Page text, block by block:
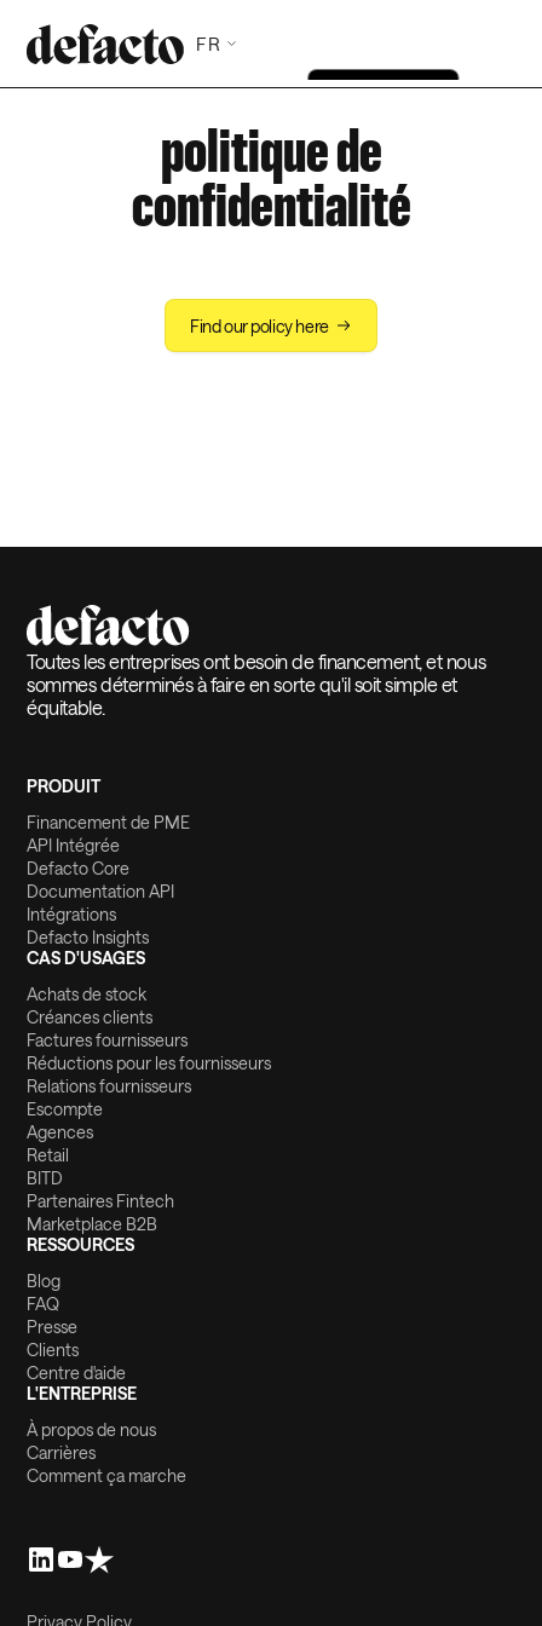
FR
politique de
confidentialité
Find our policy here
Toutes les entreprises ont besoin de financement, et nous
sommes déterminés à faire en sorte qu'il soit simple et
équitable.
PRODUIT
Financement de PME
API Intégrée
Defacto Core
Documentation API
Intégrations
Defacto Insights
CAS D'USAGES
Achats de stock
Créances clients
Factures fournisseurs
Réductions pour les fournisseurs
Relations fournisseurs
Escompte
Agences
Retail
BITD
Partenaires Fintech
Marketplace B2B
RESSOURCES
Blog
FAQ
Presse
Clients
Centre d'aide
L'ENTREPRISE
À propos de nous
Carrières
Comment ça marche